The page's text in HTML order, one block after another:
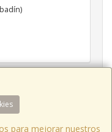
para mejorar nuestros
a 20:00.